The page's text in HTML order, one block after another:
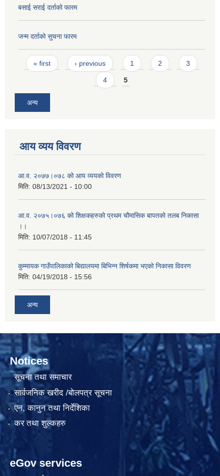
बसाई सराई दर्ताको फारम
जन्म दर्ताको सुचना फारम
Pages
« first ‹ previous 1 2 3
4 5
अन्य
आय व्यय विवरण
आ.व. २०७७।०७८ को आय व्ययको विवरण
मिति: 08/13/2021 - 10:00
आ.व. २०७५।०७६ को शिक्षकहरुको प्रथम चौमासिक बापतको तलब निकासा
।।
मिति: 10/07/2018 - 11:45
कुम्मायक गाउँपालिकाको बिद्यालयमा बिभिन्न शिर्षकमा भएको निकासा विवरण
मिति: 04/19/2018 - 15:56
अन्य
Notices
सूचना तथा समाचार
सार्वजनिक खरीद /बोलपत्र सूचना
एन, कानुन तथा निर्देशिका
कर तथा शुल्कहरु
eGov services